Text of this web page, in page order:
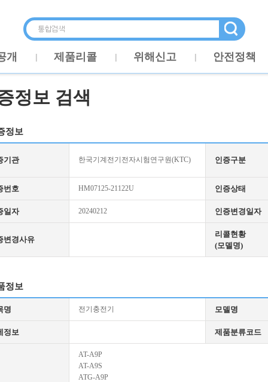
개 제품리콜 위해신고 안전정책
정보 검색
정보
기관 한국기계전기전자시험연구원(KTC) 인증구분
번호 HM07125-21122U 인증상태
일자 20240212 인증변경일자
변경사유
리콜현황
(모델명)
정보
명 전기충전기 모델명
정보 제품분류코드
AT-A9P
AT-A9S
ATG-A9P